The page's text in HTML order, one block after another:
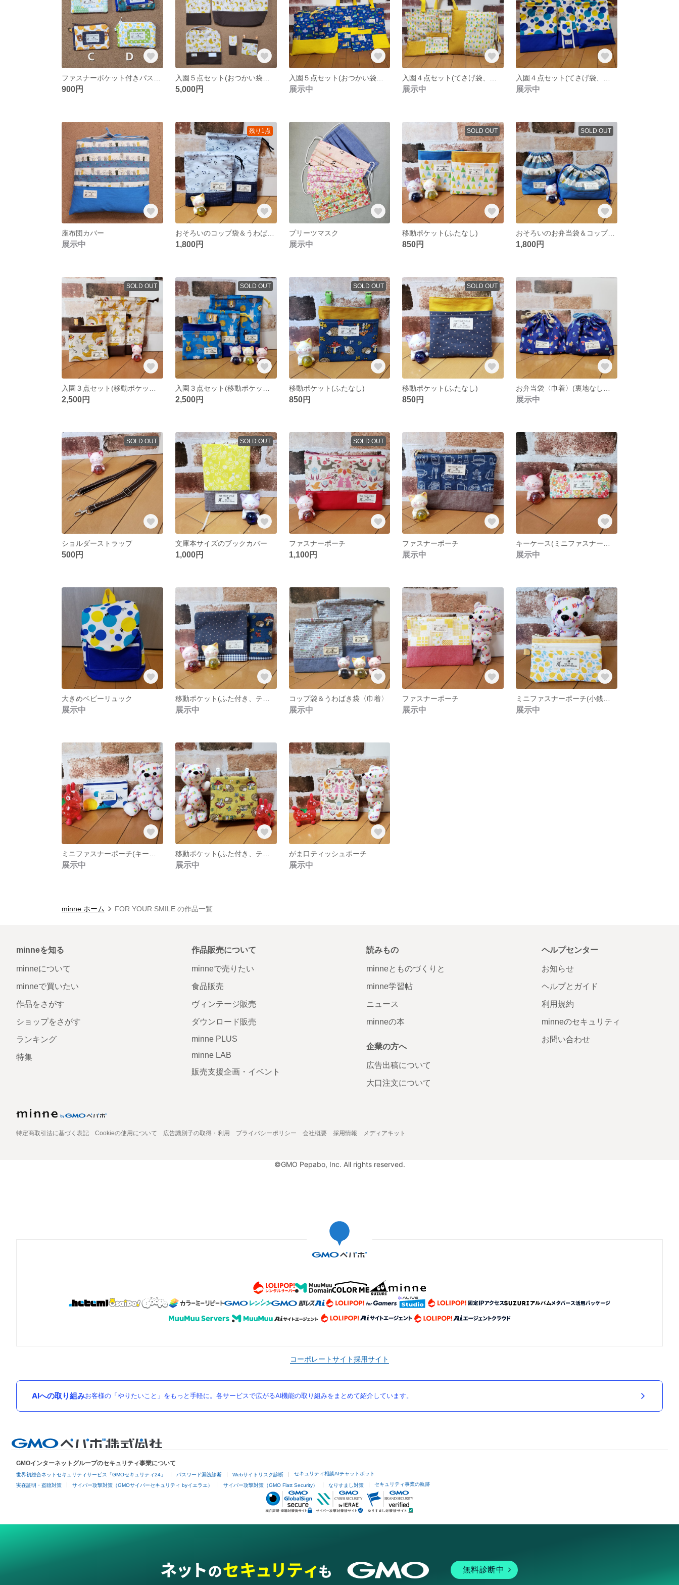
900円
入園５点セット(おつかい袋、上履き袋、座布団カバー、移動ポケット、ねんどべらケース)
5,000円
入園５点セット(おつかい袋、上履き袋、座布団カバー、移動ポケット×２)
展示中 展示中 展示中
座布団カバー
展示中
残り1点
おそろいのコップ袋＆うわばき袋〈巾着〉(裏地付き、折りマチ付き)
1,800円
プリーツマスク
展示中
SOLD OUT
移動ポケット(ふたなし)
850円
SOLD OUT
おそろいのお弁当袋＆コップ袋〈巾着〉(裏地付き、マチ付き)
1,800円
SOLD OUT
2,500円
SOLD OUT
2,500円
SOLD OUT
移動ポケット(ふたなし)
850円
SOLD OUT
移動ポケット(ふたなし)
850円 展示中
SOLD OUT
ショルダーストラップ
500円
SOLD OUT
文庫本サイズのブックカバー
1,000円
SOLD OUT
ファスナーポーチ
1,100円
ファスナーポーチ
展示中 展示中
大きめベビーリュック
展示中 展示中
コップ袋＆うわばき袋〈巾着〉
展示中
ファスナーポーチ
展示中 展示中
展示中 展示中
がま口ティッシュポーチ
展示中
minne ホーム FOR YOUR SMILE の作品一覧
minneを知る
minneについて
minneで買いたい
作品をさがす
ショップをさがす
ランキング
特集
作品販売について
minneで売りたい
食品販売
ヴィンテージ販売
ダウンロード販売
minne PLUS
minne LAB
販売支援企画・イベント
読みもの
minneとものづくりと
minne学習帖
ニュース
minneの本
企業の方へ
広告出稿について
大口注文について
ヘルプセンター
お知らせ
ヘルプとガイド
利用規約
minneのセキュリティ
お問い合わせ
特定商取引法に基づく表記 Cookieの使用について 広告識別子の取得・利用 プライバシーポリシー 会社概要 採用情報 メディアキット
©GMO Pepabo, Inc. All rights reserved.
コーポレートサイト採用サイト
AIへの取り組みお客様の「やりたいこと」をもっと手軽に。各サービスで広がるAI機能の取り組みをまとめて紹介しています。
GMOインターネットグループのセキュリティ事業について
世界初総合ネットセキュリティサービス「GMOセキュリティ24」 パスワード漏洩診断 Webサイトリスク診断 セキュリティ相談AIチャットボット
実在証明・盗聴対策 サイバー攻撃対策（GMOサイバーセキュリティ byイエラエ） サイバー攻撃対策（GMO Flatt Security） なりすまし対策 セキュリティ事業の軌跡
無料診断中